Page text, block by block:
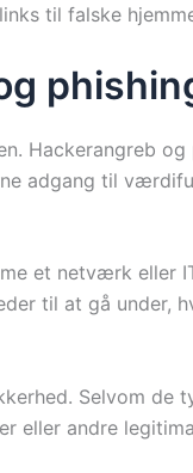
til falske
Hackerangreb
adgang til
et netværk
til at gå under,
Selvom de
eller andre